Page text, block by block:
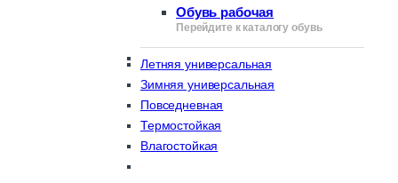
Обувь рабочая
Перейдите к каталогу обувь
Летняя универсальная
Зимняя универсальная
Повседневная
Термостойкая
Влагостойкая